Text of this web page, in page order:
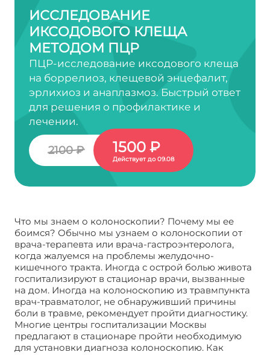
ИССЛЕДОВАНИЕ
ИКСОДОВОГО КЛЕЩА
МЕТОДОМ ПЦР
ПЦР-исследование иксодового клеща
на боррелиоз, клещевой энцефалит,
эрлихиоз и анаплазмоз. Быстрый ответ
для решения о профилактике и
лечении.
2100 ₽ 1500 ₽
Действует до 09.08
Что мы знаем о колоноскопии? Почему мы ее
боимся? Обычно мы узнаем о колоноскопии от
врача-терапевта или врача-гастроэнтеролога,
когда жалуемся на проблемы желудочно-
кишечного тракта. Иногда с острой болью живота
госпитализируют в стационар врачи, вызванные
на дом. Иногда на колоноскопию из травмпункта
врач-травматолог, не обнаруживший причины
боли в травме, рекомендует пройти диагностику.
Многие центры госпитализации Москвы
предлагают в стационаре пройти необходимую
для установки диагноза колоноскопию. Как